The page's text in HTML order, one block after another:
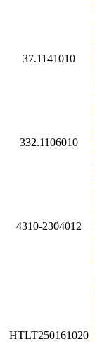
37.1141010
332.1106010
4310-2304012
HTLT250161020